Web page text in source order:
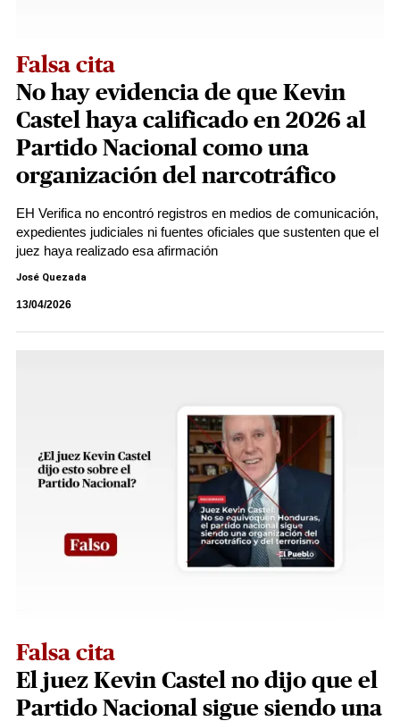
Falsa cita
No hay evidencia de que Kevin
Castel haya calificado en 2026 al
Partido Nacional como una
organización del narcotráfico
EH Verifica no encontró registros en medios de comunicación,
expedientes judiciales ni fuentes oficiales que sustenten que el
juez haya realizado esa afirmación
José Quezada
13/04/2026
Falsa cita
El juez Kevin Castel no dijo que el
Partido Nacional sigue siendo una